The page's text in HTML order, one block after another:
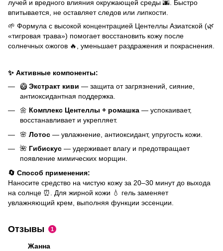
лучей и вредного влияния окружающей среды 🌆. Быстро
впитывается, не оставляет следов или липкости.
🌱 Формула с высокой концентрацией Центеллы Азиатской (🌿
«тигровая трава») помогает восстановить кожу после
солнечных ожогов 🔥, уменьшает раздражения и покраснения.
✨ Активные компоненты:
🥝 Экстракт киви — защита от загрязнений, сияние,
антиоксидантная поддержка.
🌼 Комплекс Центеллы + ромашка — успокаивает,
восстанавливает и укрепляет.
🌸 Лотос — увлажнение, антиоксидант, упругость кожи.
🌺 Гибискус — удерживает влагу и предотвращает
появление мимических морщин.
🔄 Способ применения:
Наносите средство на чистую кожу за 20–30 минут до выхода
на солнце ⏰. Для жирной кожи 💧 гель заменяет
увлажняющий крем, выполняя функции эссенции.
Отзывы 1
Жанна